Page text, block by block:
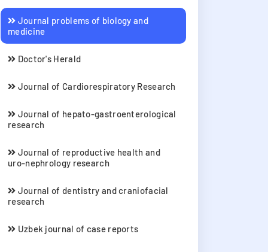
Journal problems of biology and
medicine
Doctor's Herald
Journal of Cardiorespiratory Research
Journal of hepato-gastroenterological
research
Journal of reproductive health and
uro-nephrology research
Journal of dentistry and craniofacial
research
Uzbek journal of case reports